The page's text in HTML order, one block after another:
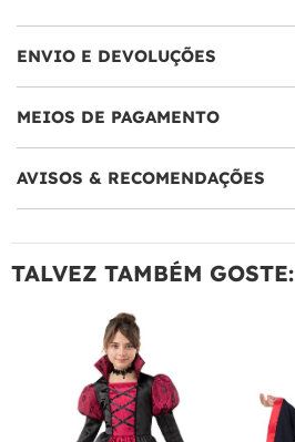
ENVIO E DEVOLUÇÕES
MEIOS DE PAGAMENTO
AVISOS & RECOMENDAÇÕES
TALVEZ TAMBÉM GOSTE: